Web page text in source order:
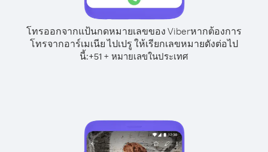
โทรออกจากแป้นกดหมายเลขของ Viberหากต้องการ
โทรจากอาร์เมเนีย ไปเปรู ให้เรียกเลขหมายดังต่อไป
นี้:+51 + หมายเลขในประเทศ